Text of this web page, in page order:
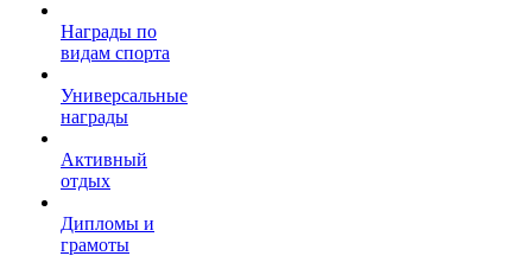
Награды по
видам спорта
Универсальные
награды
Активный
отдых
Дипломы и
грамоты